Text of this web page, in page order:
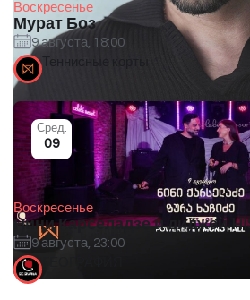
Воскресенье
Мурат Боз
9 августа, 18:00
Теннисные корты
Воскресенье
Нини Карселадзе и диджей
9 августа, 23:00
Сред.
09